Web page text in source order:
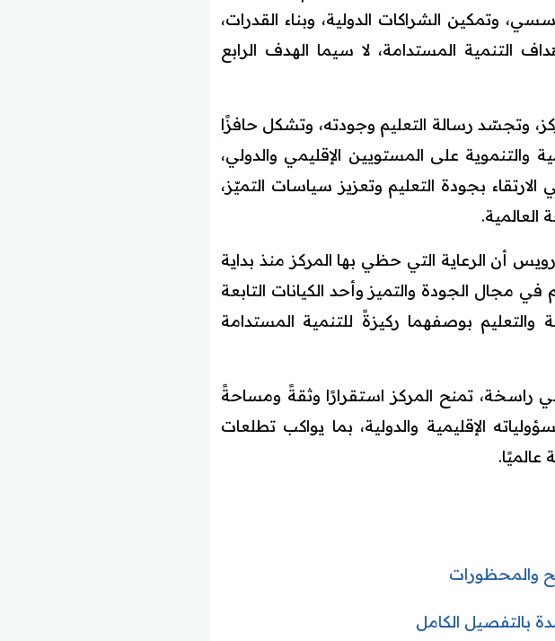
وتمكين الشراكات الدولية، وبناء القدرات،
التنمية المستدامة، لا سيما الهدف الرابع
وتجسّد رسالة التعليم وجودته، وتشكل حافزًا
والتنموية على المستويين الإقليمي والدولي،
بجودة التعليم وتعزيز سياسات التميّز،
أن الرعاية التي حظي بها المركز منذ بداية
في مجال الجودة والتميز وأحد الكيانات التابعة
بوصفهما ركيزةً للتنمية المستدامة
تمنح المركز استقرارًا وثقةً ومساحةً
الإقليمية والدولية، بما يواكب تطلعات
عالميًا.